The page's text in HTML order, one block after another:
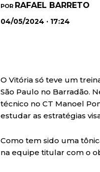
POR RAFAEL BARRETO
04/05/2024 · 17:24
O Vitória só teve um
São Paulo no Barradão.
técnico no CT Manoel
estudar as estratégias
Como tem sido uma
na equipe titular com o